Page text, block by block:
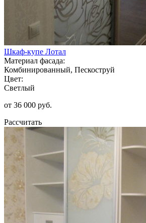
Шкаф-купе Лотал
Материал фасада:
Комбинированный, Пескоструй
Цвет:
Светлый
от 36 000 руб.
Рассчитать